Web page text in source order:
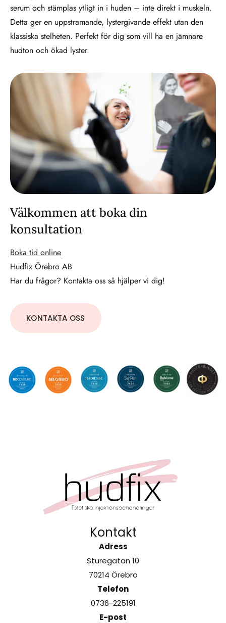
serum och stämplas ytligt in i huden – inte direkt i muskeln.
Detta ger en uppstramande, lystergivande effekt utan den
klassiska stelheten. Perfekt för dig som vill ha en jämnare
hudton och ökad lyster.
Välkommen att boka din
konsultation
Boka tid online
Hudfix Örebro AB
Har du frågor? Kontakta oss så hjälper vi dig!
KONTAKTA OSS
Kontakt
Adress
Sturegatan 10
70214 Örebro
Telefon
0736-225191
E-post